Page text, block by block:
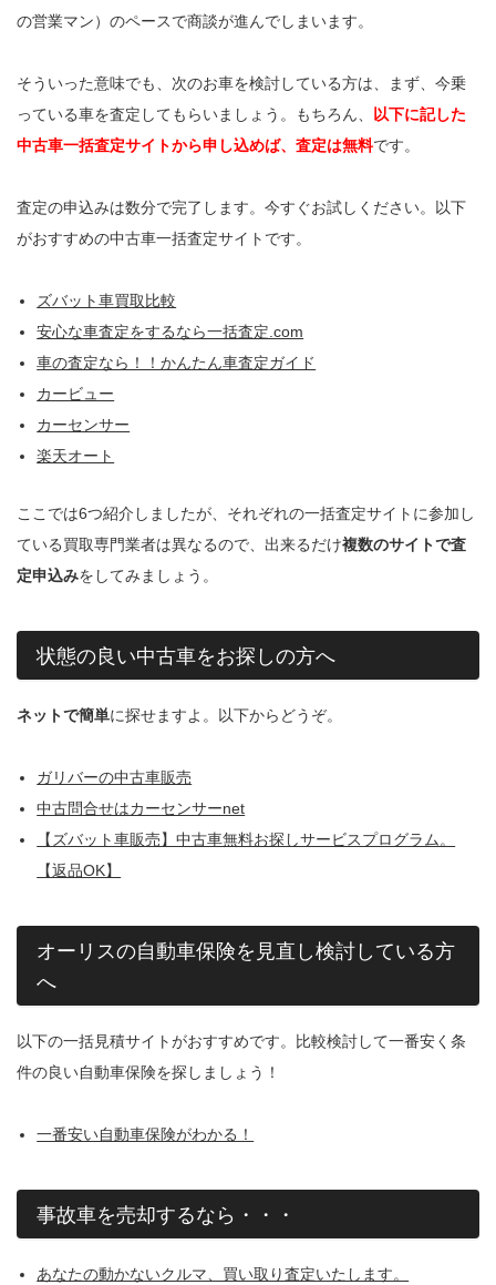
の営業マン）のペースで商談が進んでしまいます。
そういった意味でも、次のお車を検討している方は、まず、今乗
っている車を査定してもらいましょう。もちろん、
以下に記した
中古車一括査定サイトから申し込めば、査定は無料です。
査定の申込みは数分で完了します。今すぐお試しください。以下
がおすすめの中古車一括査定サイトです。
ズバット車買取比較
安心な車査定をするなら一括査定.com
車の査定なら！！かんたん車査定ガイド
カービュー
カーセンサー
楽天オート
ここでは6つ紹介しましたが、それぞれの一括査定サイトに参加し
ている買取専門業者は異なるので、出来るだけ複数のサイトで査
定申込みをしてみましょう。
状態の良い中古車をお探しの方へ
ネットで簡単に探せますよ。以下からどうぞ。
ガリバーの中古車販売
中古問合せはカーセンサーnet
【ズバット車販売】中古車無料お探しサービスプログラム。
【返品OK】
オーリスの自動車保険を見直し検討している方
へ
以下の一括見積サイトがおすすめです。比較検討して一番安く条
件の良い自動車保険を探しましょう！
一番安い自動車保険がわかる！
事故車を売却するなら・・・
あなたの動かないクルマ、買い取り査定いたします。